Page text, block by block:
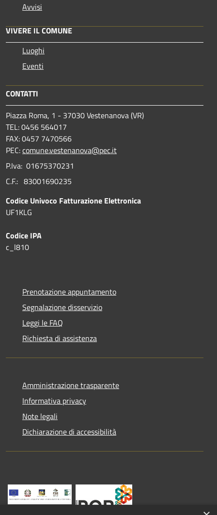
Avvisi
VIVERE IL COMUNE
Luoghi
Eventi
CONTATTI
Piazza Roma, 1 - 37030 Vestenanova (VR)
TEL: 0456 564017
FAX: 0457 7470566
PEC:comune.vestenanova@pec.it
P.Iva: 01675370231
C.F.: 83001690235
Codice Univoco Fatturazione Elettronica
UF1KLG
Codice IPA
c_l810
Prenotazione appuntamento
Segnalazione disservizio
Leggi le FAQ
Richiesta di assistenza
Amministrazione trasparente
Informativa privacy
Note legali
Dichiarazione di accessibilità